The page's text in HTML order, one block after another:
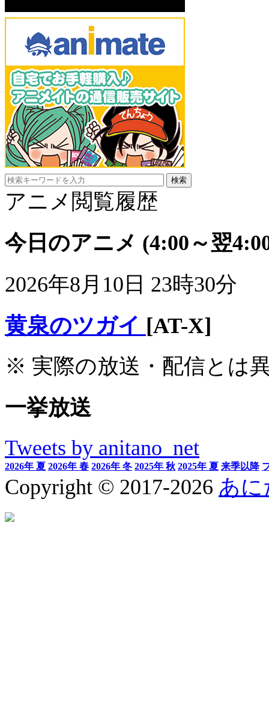
アニメ閲覧履歴
今日のアニメ (4:00～翌
2026年8月10日 23時30分
黄泉のツガイ [AT-X]
※ 実際の放送・配信とは
一挙放送
Tweets by anitano_net
2026年 夏 2026年 春 2026年 冬 2025年 秋 2025年 夏 来季以降
Copyright © 2017-2026 あに